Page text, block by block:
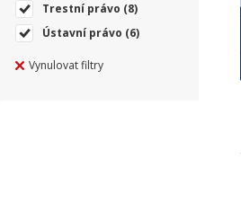
Trestní právo (8)
Ústavní právo (6)
Vynulovat filtry